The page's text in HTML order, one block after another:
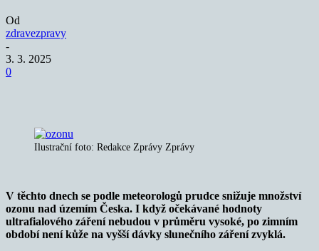
Od
zdravezpravy
-
3. 3. 2025
0
Ilustrační foto: Redakce Zprávy Zprávy
V těchto dnech se podle meteorologů prudce snižuje množství
ozonu nad územím Česka. I když očekávané hodnoty
ultrafialového záření nebudou v průměru vysoké, po zimním
období není kůže na vyšší dávky slunečního záření zvyklá.